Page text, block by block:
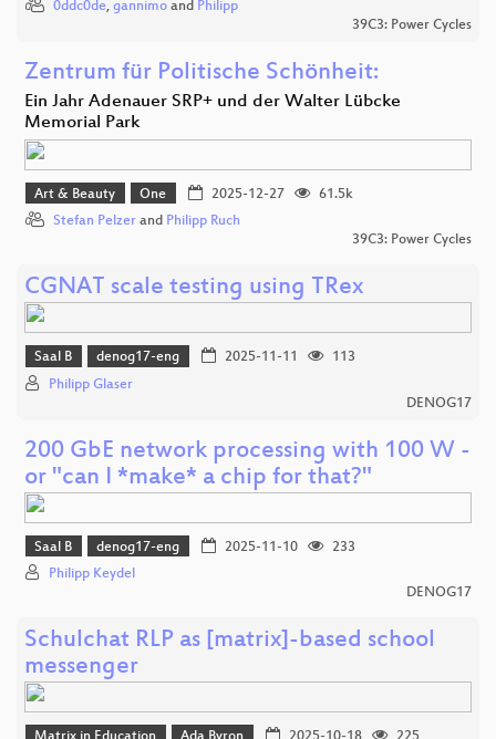
0ddc0de, gannimo and Philipp
39C3: Power Cycles
Zentrum für Politische Schönheit:
Ein Jahr Adenauer SRP+ und der Walter Lübcke
Memorial Park
Art & Beauty One 2025-12-27
61.5k
Stefan Pelzer and Philipp Ruch
39C3: Power Cycles
CGNAT scale testing using TRex
Saal B denog17-eng 2025-11-11
113
Philipp Glaser
DENOG17
200 GbE network processing with 100 W -
or "can I *make* a chip for that?"
Saal B denog17-eng 2025-11-10
233
Philipp Keydel
DENOG17
Schulchat RLP as [matrix]-based school
messenger